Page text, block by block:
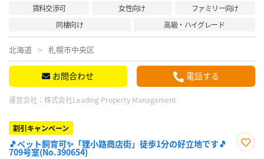
賃料交渉可 女性向け
ファミリー向け
同棲向け
高級・ハイグレード
北海道 札幌市中央区
お問合わせ 電話する
運営会社： 株式会社Leading Property Management
割引キャンペーン
🎵ペット飼育可✨「狸小路商店街」徒歩1分の好立地です🎵
709号室(No.390654)